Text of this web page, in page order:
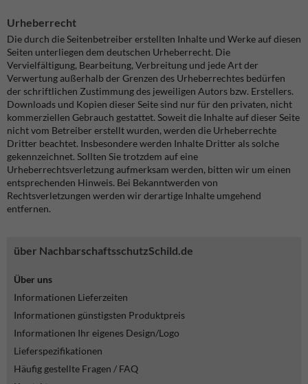
über NachbarschaftsschutzSchild.de
Über uns
Informationen Lieferzeiten
Informationen günstigsten Produktpreis
Informationen Ihr eigenes Design/Logo
Lieferspezifikationen
Häufig gestellte Fragen / FAQ
Urheberrecht
Die durch die Seitenbetreiber erstellten Inhalte und Werke auf diesen
Seiten unterliegen dem deutschen Urheberrecht. Die
Vervielfältigung, Bearbeitung, Verbreitung und jede Art der
Verwertung außerhalb der Grenzen des Urheberrechtes bedürfen
der schriftlichen Zustimmung des jeweiligen Autors bzw. Erstellers.
Downloads und Kopien dieser Seite sind nur für den privaten, nicht
kommerziellen Gebrauch gestattet. Soweit die Inhalte auf dieser Seite
nicht vom Betreiber erstellt wurden, werden die Urheberrechte
Dritter beachtet. Insbesondere werden Inhalte Dritter als solche
gekennzeichnet. Sollten Sie trotzdem auf eine
Urheberrechtsverletzung aufmerksam werden, bitten wir um einen
entsprechenden Hinweis. Bei Bekanntwerden von
Rechtsverletzungen werden wir derartige Inhalte umgehend
entfernen.